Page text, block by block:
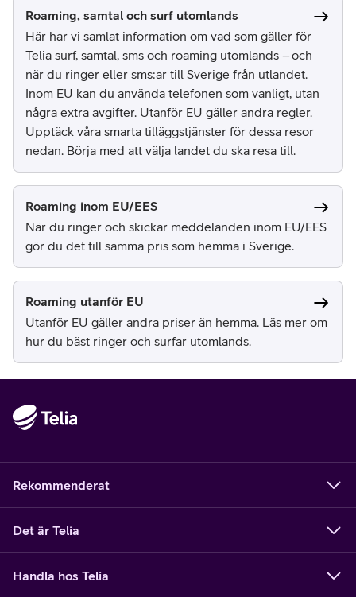
Roaming, samtal och surf utomlands
Här har vi samlat information om vad som gäller för
Telia surf, samtal, sms och roaming utomlands – och
när du ringer eller sms:ar till Sverige från utlandet.
Inom EU kan du använda telefonen som vanligt, utan
några extra avgifter. Utanför EU gäller andra regler.
Upptäck våra smarta tilläggstjänster för dessa resor
nedan. Börja med att välja landet du ska resa till.
Roaming inom EU/EES
När du ringer och skickar meddelanden inom EU/EES
gör du det till samma pris som hemma i Sverige.
Roaming utanför EU
Utanför EU gäller andra priser än hemma. Läs mer om
hur du bäst ringer och surfar utomlands.
Rekommenderat
Det är Telia
Handla hos Telia